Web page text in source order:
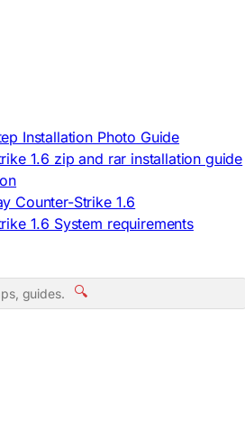
Installation Photo Guide
1.6 zip and rar installation guide
Counter-Strike 1.6
1.6 System requirements
🔍